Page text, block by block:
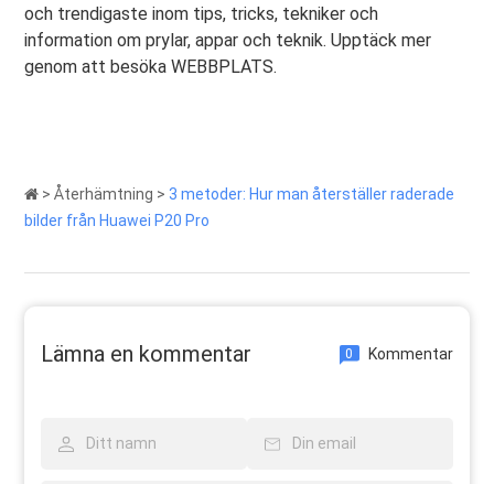
och trendigaste inom tips, tricks, tekniker och
information om prylar, appar och teknik. Upptäck mer
genom att besöka WEBBPLATS.
>Återhämtning > 3 metoder: Hur man återställer raderade
bilder från Huawei P20 Pro
Lämna en kommentar 0 Kommentar